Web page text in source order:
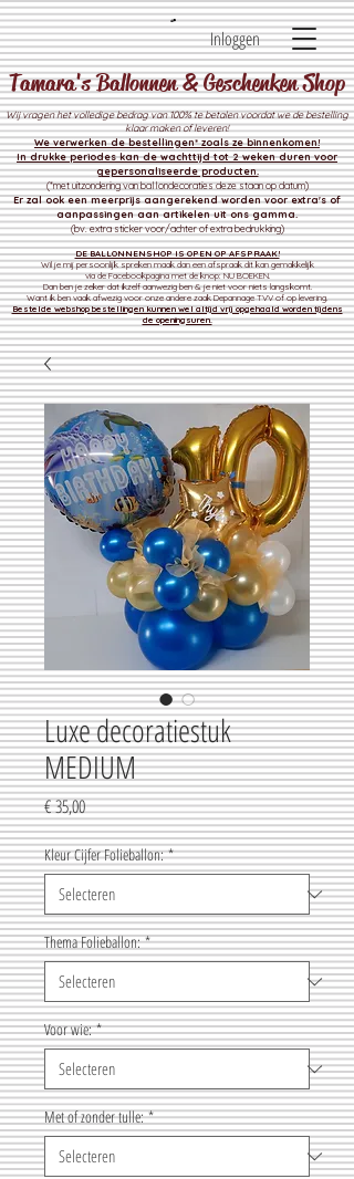
Tamara's Ballonnen & Geschenken Shop
Wij vragen het volledige bedrag van 100% te betalen voordat we de bestelling
klaar maken of leveren!
We verwerken de bestellingen* zoals ze binnenkomen!
In drukke periodes kan de wachttijd tot 2 weken duren voor
gepersonaliseerde producten.
(*met uitzondering van ballondecoraties deze staan op datum)
Er zal ook een meerprijs aangerekend worden voor extra's of
aanpassingen aan artikelen uit ons gamma.
(bv. extra sticker voor/achter of extra bedrukking)
DE BALLONNENSHOP IS OPEN OP AFSPRAAK!
Wil je mij persoonlijk spreken maak dan een afspraak dit kan gemakkelijk
via de Facebookpagina met de knop: NU BOEKEN.
Dan ben je zeker dat ikzelf aanwezig ben & je niet voor niets langskomt.
Want ik ben vaak afwezig voor onze andere zaakDepannage TVV of op levering.
Bestelde webshop bestellingen kunnen wel altijd vrij opgehaald worden tijdens
de openingsuren.
Inloggen
Luxe decoratiestuk
MEDIUM
€ 35,00Prijs
Kleur Cijfer Folieballon: *
Thema Folieballon: *
Voor wie: *
Met of zonder tulle: *